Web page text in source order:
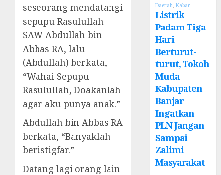
seseorang mendatangi
sepupu Rasulullah
SAW Abdullah bin
Abbas RA, lalu
(Abdullah) berkata,
“Wahai Sepupu
Rasulullah, Doakanlah
agar aku punya anak.”
Abdullah bin Abbas RA
berkata, “Banyaklah
beristigfar.”
Datang lagi orang lain
Daerah ,Kabar
Listrik
Padam Tiga
Hari
Berturut-
turut, Tokoh
Muda
Kabupaten
Banjar
Ingatkan
PLN Jangan
Sampai
Zalimi
Masyarakat